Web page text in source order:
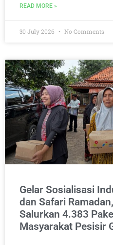
READ MORE »
30 July 2026 No Comments
Gelar Sosialisasi
dan Safari
Salurkan 4.383
Masyarakat Pesisir